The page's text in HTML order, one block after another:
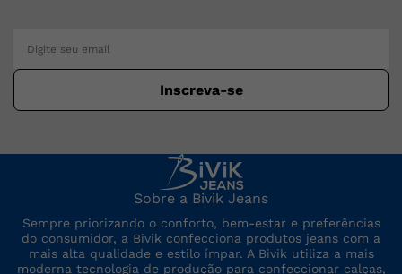
Bermuda Social Sarja Masculina
Faça o login ou cadastre-se para ver
os preços